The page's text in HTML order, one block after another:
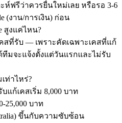
ะห์ฟรีว่าควรยื่นใหม่เลย หรือรอ 3-6
(งาน/การเงิน) ก่อน
สูงแค่ไหน?
คสที่รับ — เพราะคัดเฉพาะเคสที่แก้
ทีมจะแจ้งตั้งแต่วันแรกและไม่รับ
เท่าไหร่?
บแก้เคสเริ่ม 8,000 บาท
25,000 บาท
ขึ้นกับความซับซ้อน